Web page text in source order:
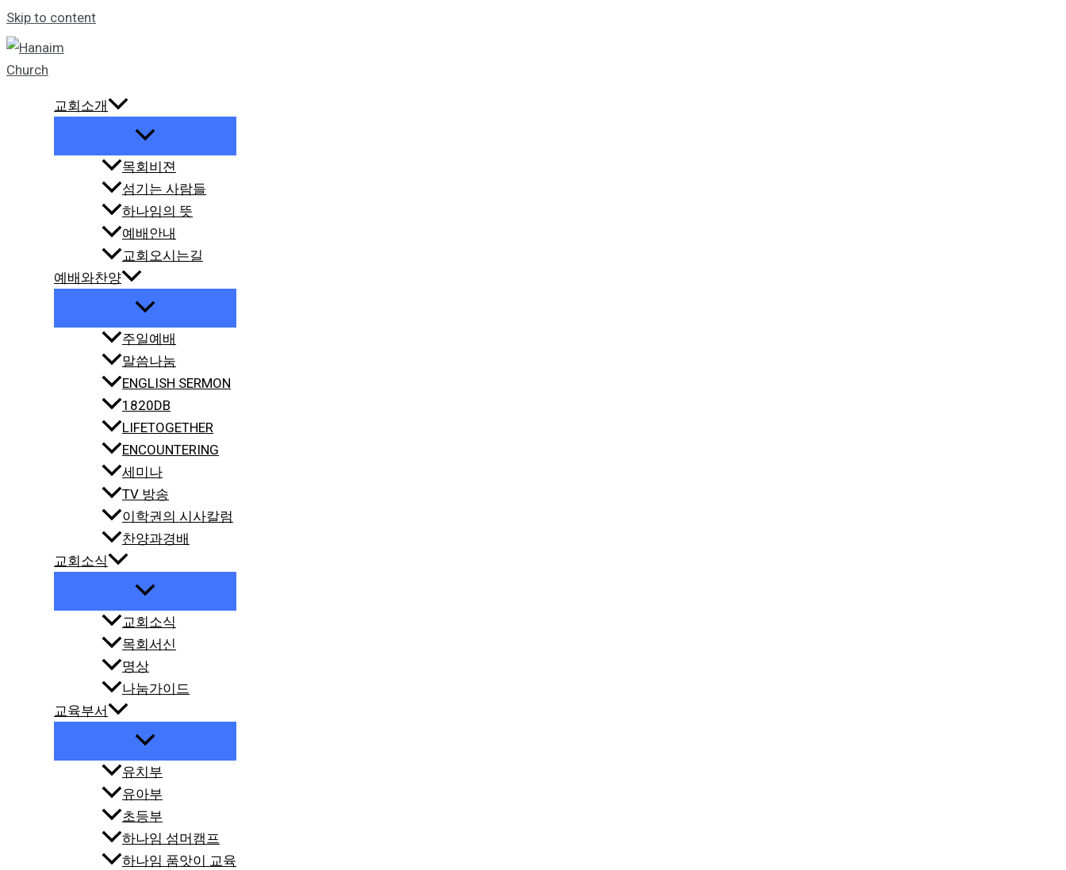
Skip to content
교회소개
목회비젼
섬기는 사람들
하나임의 뜻
예배안내
교회오시는길
예배와찬양
주일예배
말씀나눔
ENGLISH SERMON
1820DB
LIFETOGETHER
ENCOUNTERING
세미나
TV 방송
이학권의 시사칼럼
찬양과경배
교회소식
교회소식
목회서신
명상
나눔가이드
교육부서
유치부
유아부
초등부
하나임 섬머캠프
하나임 품앗이 교육